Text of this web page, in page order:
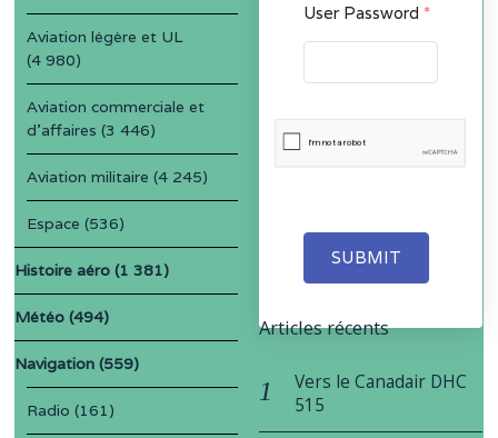
User Password *
SUBMIT
Aviation légère et UL
(4 980)
Aviation commerciale et
d'affaires (3 446)
Aviation militaire (4 245)
Espace (536)
Histoire aéro (1 381)
Météo (494)
Navigation (559)
Radio (161)
Articles récents
Vers le Canadair DHC
515